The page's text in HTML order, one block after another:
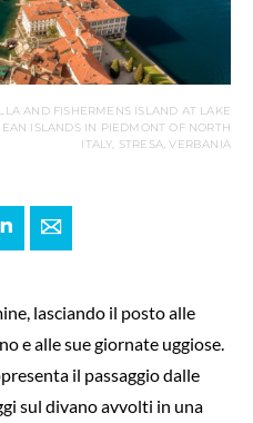
AND FISHERMENS ISLAND AT LAKE
ISLANDS IN PIEDMONT OF NORTH
ITALY, STRESA, VERBANIA
LinkedInE-mail
lasciando il posto alle
e alle sue giornate uggiose.
il passaggio dalle
sul divano avvolti in una